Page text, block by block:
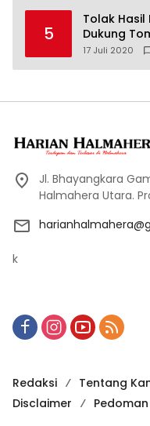
5
Tolak Hasil
Dukung
17 Juli 2020
Jl. Bhayangkara
Halmahera Utara.
k
Redaksi Tentang
Disclaimer